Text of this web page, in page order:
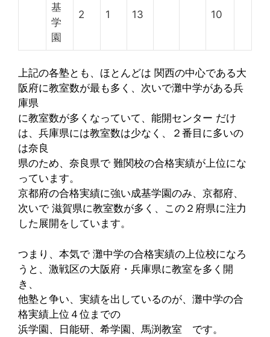
基
学
園
2 1 13 10
上記の各塾とも、ほとんどは 関西の中心である大
阪府に教室数が最も多く、次いで灘中学がある兵
庫県
に教室数が多くなっていて、能開センター だけ
は、兵庫県には教室数は少なく、２番目に多いの
は奈良
県のため、奈良県で 難関校の合格実績が上位にな
っています。
京都府の合格実績に強い成基学園のみ、京都府、
次いで 滋賀県に教室数が多く、この２府県に注力
した展開をしています。
つまり、本気で 灘中学の合格実績の上位校になろ
うと、激戦区の大阪府・兵庫県に教室を多く開
き、
他塾と争い、実績を出しているのが、灘中学の合
格実績上位４位までの
浜学園、日能研、希学園、馬渕教室 です。